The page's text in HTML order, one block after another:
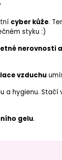
cyber kůže.
styku :)
nerovnosti
vzduchu
a hygienu.
gelu.